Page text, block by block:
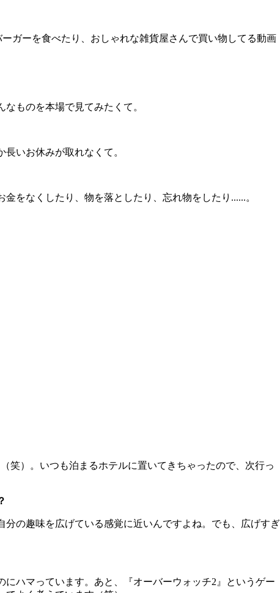
ガーを食べたり、おしゃれな雑貨屋さんで買い物してる動画
ものを本場で見てみたくて。
いお休みが取れなくて。
なくしたり、物を落としたり、忘れ物をしたり......。
笑）。いつも泊まるホテルに置いてきちゃったので、次行っ
の趣味を広げている感覚に近いんですよね。でも、広げすぎ
ハマっています。あと、『オーバーウォッチ2』というゲー